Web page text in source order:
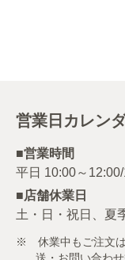
営業日カレン
■営業時間
■店舗休業日
土・日・祝日、夏
※ 休業中もご注文は
送・お問い合わ